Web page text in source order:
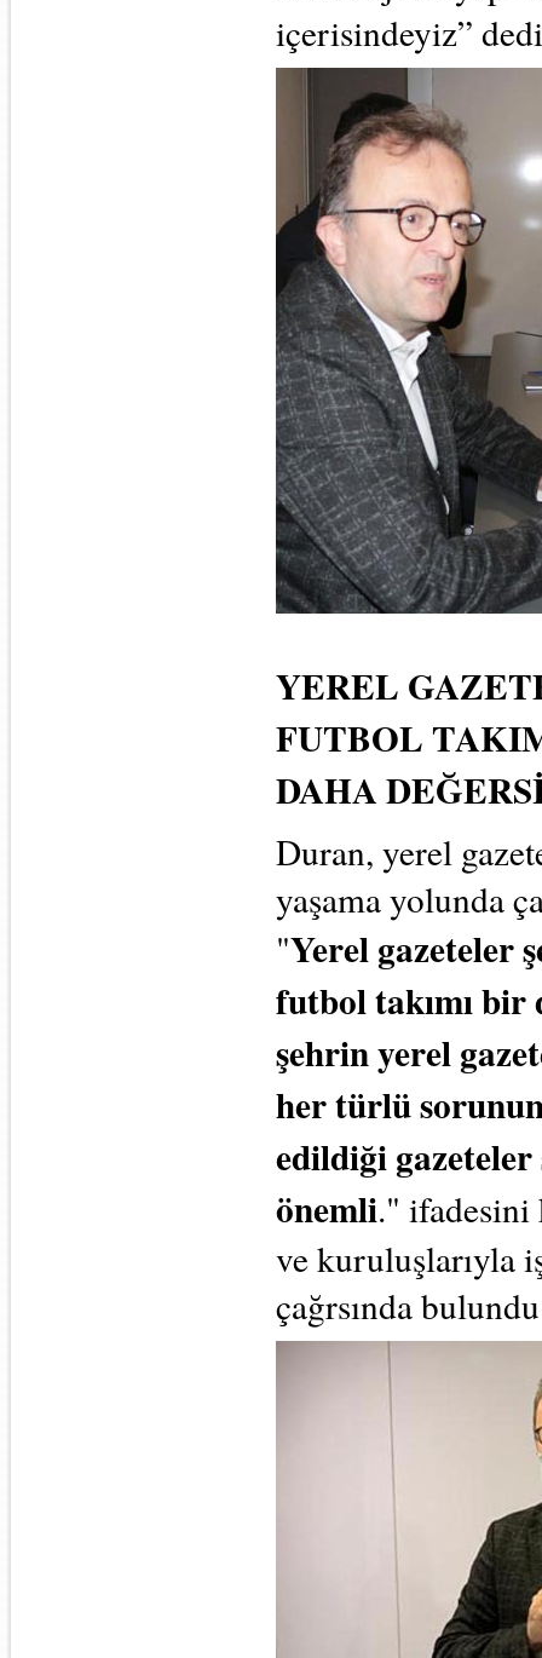
içerisindeyiz”
YEREL
FUTBOL
DAHA
Duran, yerel
yaşama yolunda
"Yerel gazeteler
futbol takımı bir
şehrin yerel
her türlü
edildiği
önemli."
ve kuruluşlarıyla
çağrsında